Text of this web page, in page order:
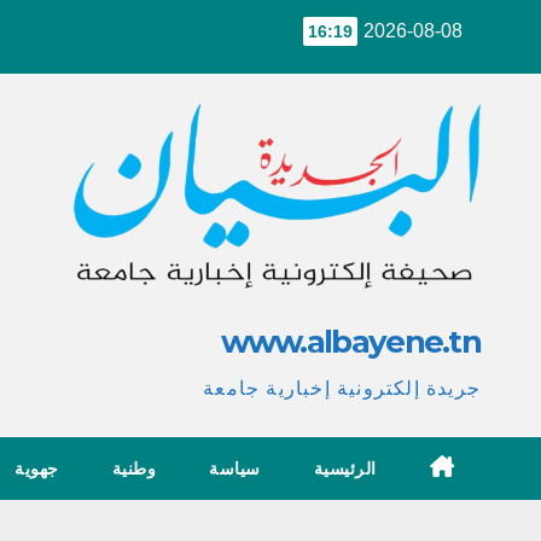
2026-08-08
16:19
www.albayene.tn
جريدة إلكترونية إخبارية جامعة
الرئيسية سياسة وطنية جهوية